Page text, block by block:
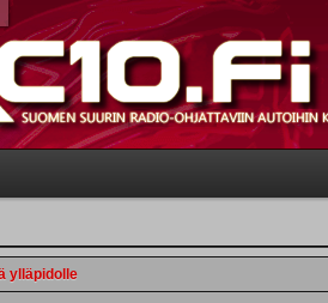
ylläpidolle